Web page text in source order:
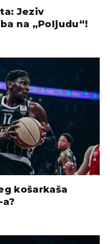
Jeziv
na „Poljudu“!
košarkaša